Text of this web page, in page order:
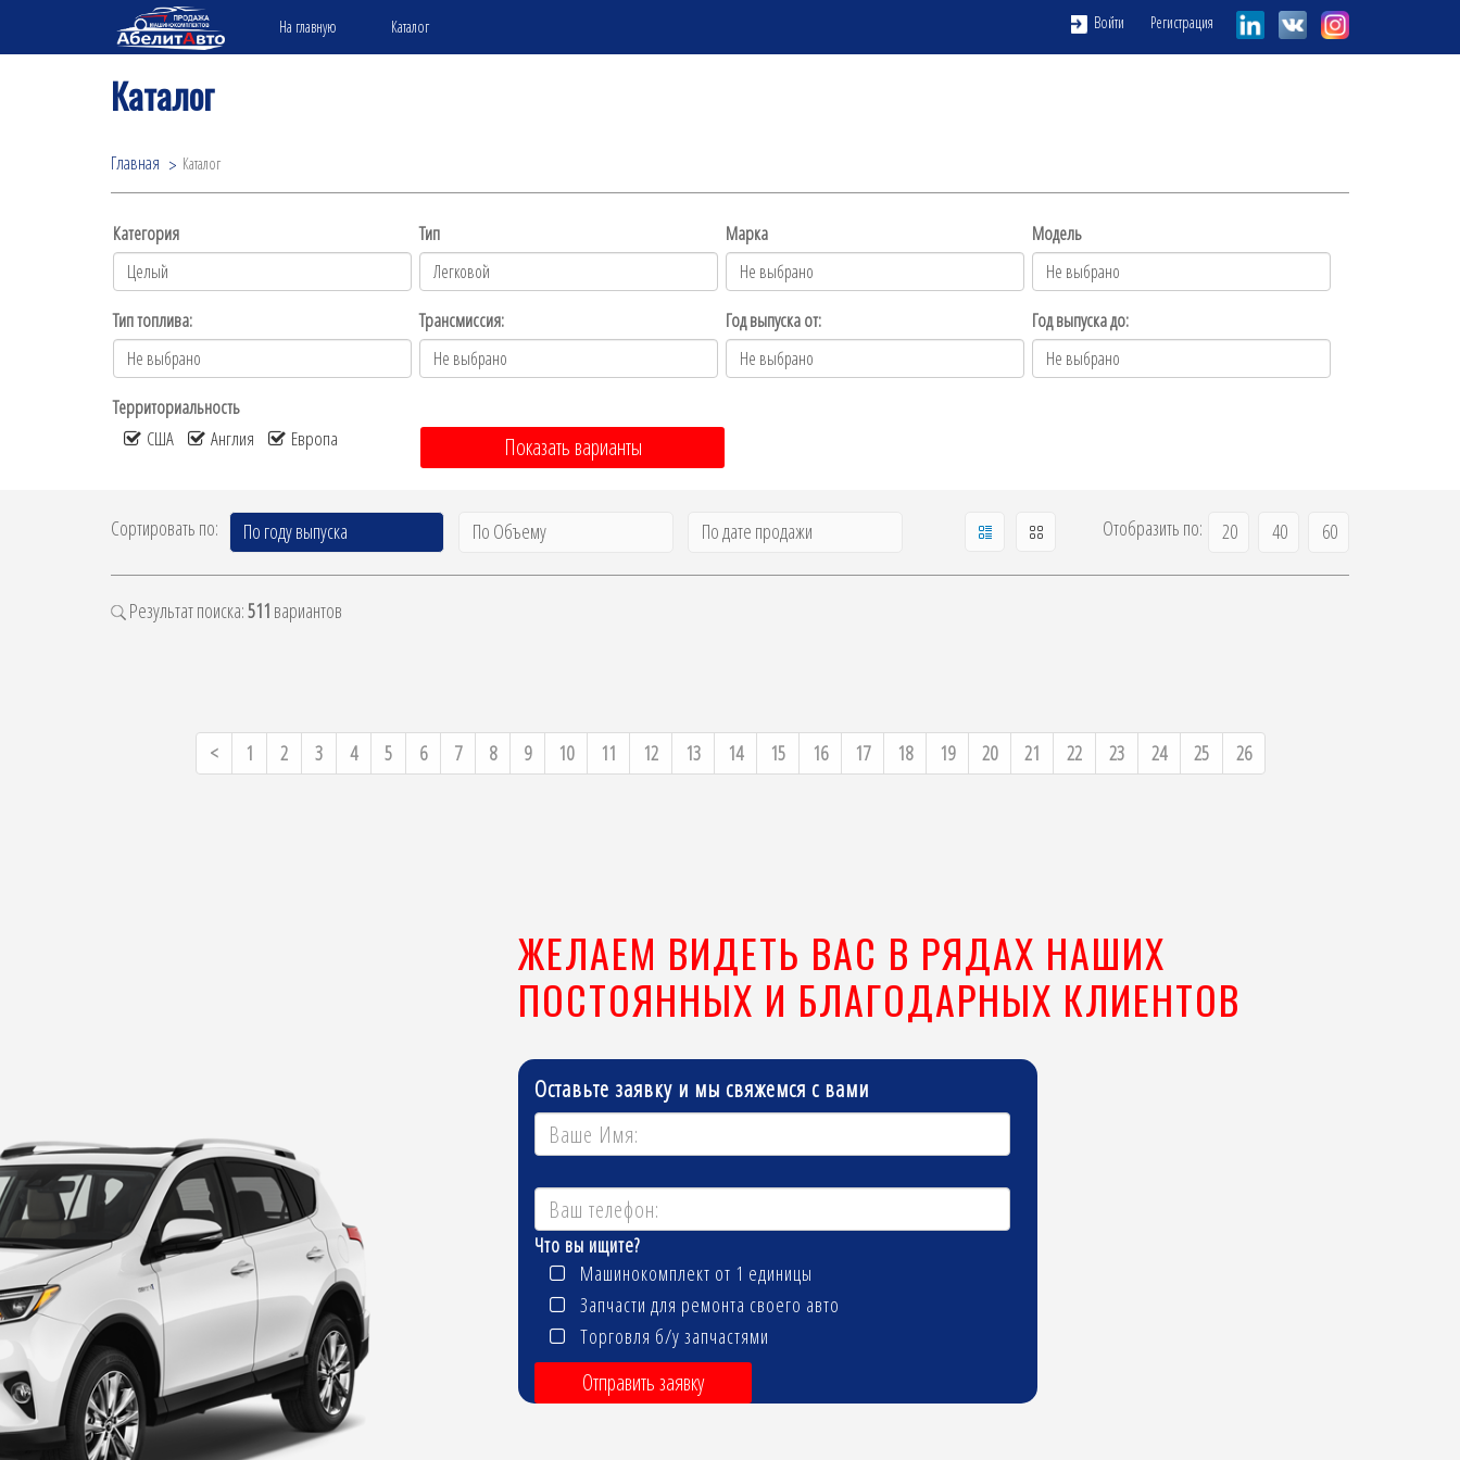
На главную Каталог Войти Регистрация
Каталог
Главная Каталог
Категория Тип Марка Модель
Тип топлива: Трансмиссия: Год выпуска от: Год выпуска до:
Территориальность
США
Англия Европа Показать варианты
Сортировать по: По году выпуска По Объему По дате продажи Отобразить по: 20 40 60
Результат поиска:511 вариантов
<Previous
1 2 3 4 5 6 7 8 9 10 11 12 13 14 15 16 17 18 19 20 21 22 23 24 25 26
ЖЕЛАЕМ ВИДЕТЬ ВАС В РЯДАХ НАШИХ
ПОСТОЯННЫХ И БЛАГОДАРНЫХ КЛИЕНТОВ
Оставьте заявку и мы свяжемся с вами
Что вы ищите?
Машинокомплект от 1 единицы
Запчасти для ремонта своего авто
Торговля б/у запчастями
Отправить заявку